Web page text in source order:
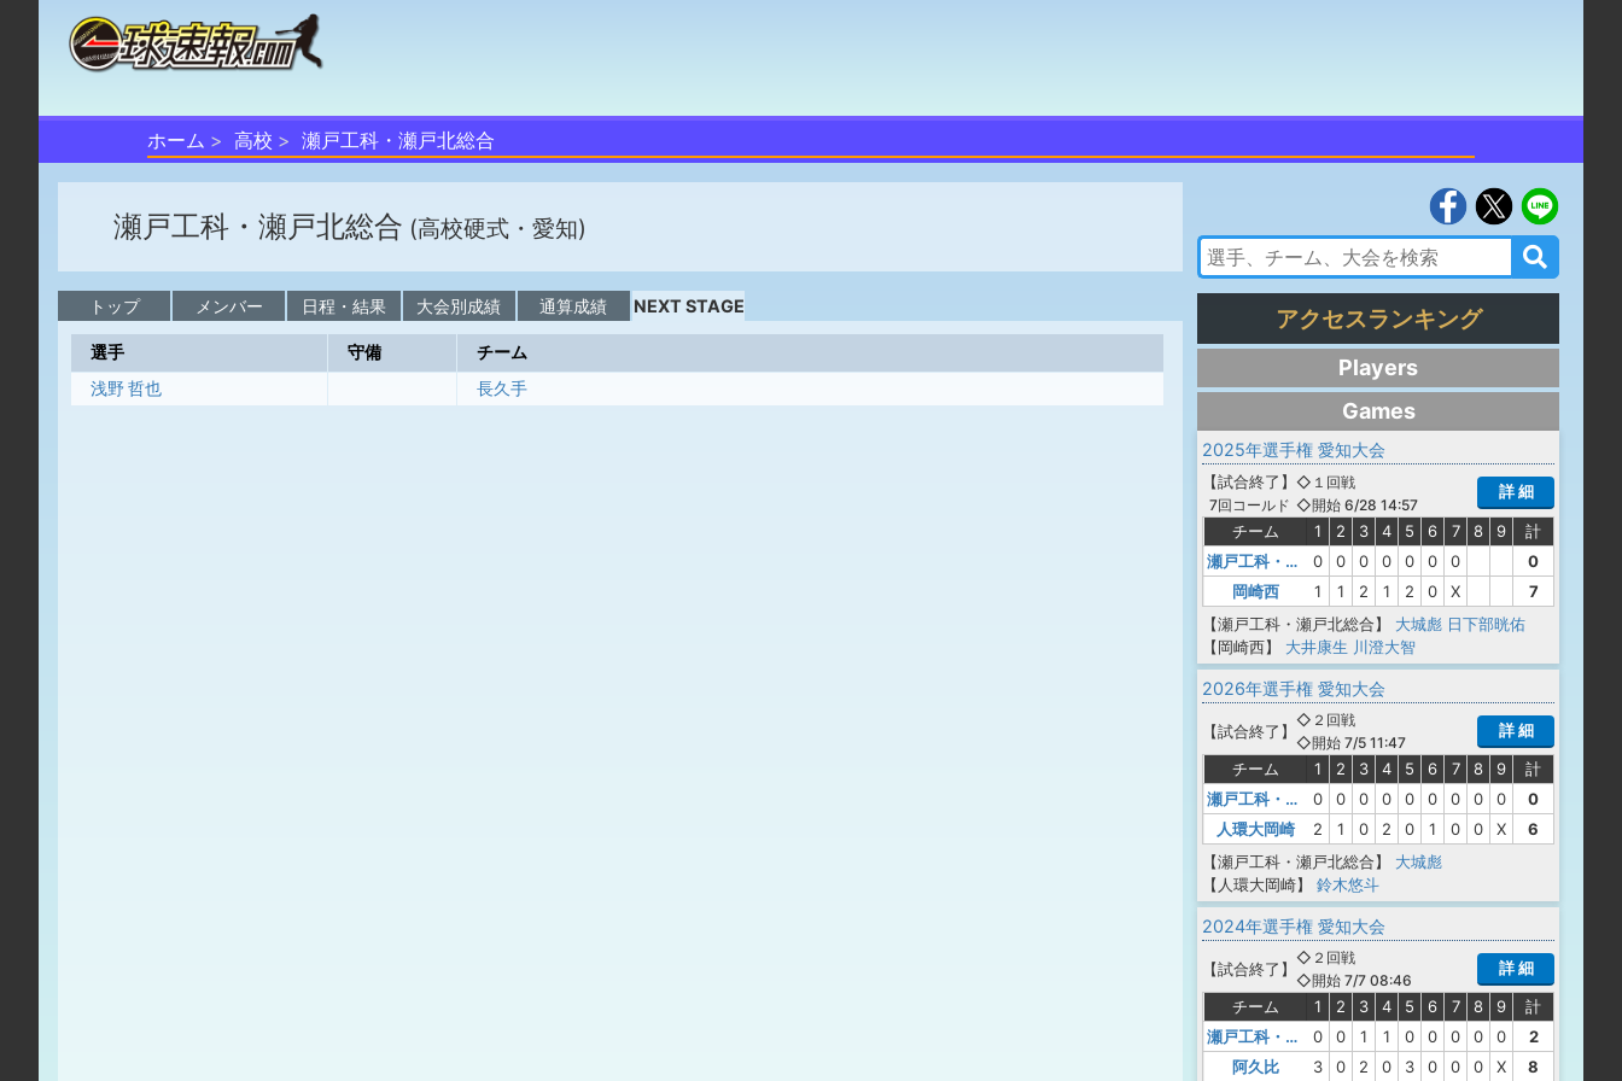
ホーム 高校 瀬戸工科・瀬戸北総合
瀬戸工科・瀬戸北総合 (高校硬式・愛知)
トップ メンバー 日程・結果 大会別成績 通算成績 NEXT STAGE
選手 守備
チーム
浅野 哲也
長久手
アクセスランキング
Players
Games
2025年選手権 愛知大会
【試合終了 】
7回コールド
◇１回戦
◇開始 6/28 14:57
詳 細
チーム 1 2 3 4 5 6 7 8 9
計
瀬戸工科・瀬戸北総合
0 0 0 0 0 0 0
0
岡崎西
1 1 2 1 2 0 X
7
【瀬戸工科・瀬戸北総合】
大城彪 日下部晄佑
【岡崎西】
大井康生 川澄大智
2026年選手権 愛知大会
【試合終了 】
◇２回戦
◇開始 7/5 11:47
詳 細
チーム 1 2 3 4 5 6 7 8 9
計
瀬戸工科・瀬戸北総合
0 0 0 0 0 0 0 0 0
0
人環大岡崎
2 1 0 2 0 1 0 0 X
6
【瀬戸工科・瀬戸北総合】
大城彪
【人環大岡崎】
鈴木悠斗
2024年選手権 愛知大会
【試合終了 】
◇２回戦
◇開始 7/7 08:46
詳 細
チーム 1 2 3 4 5 6 7 8 9
計
瀬戸工科・瀬戸北総合
0 0 1 1 0 0 0 0 0
2
阿久比
3 0 2 0 3 0 0 0 X 8